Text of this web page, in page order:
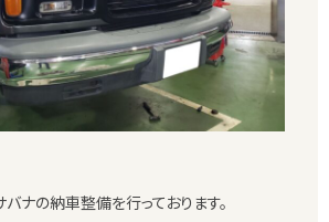
ナの納車整備を行っております。